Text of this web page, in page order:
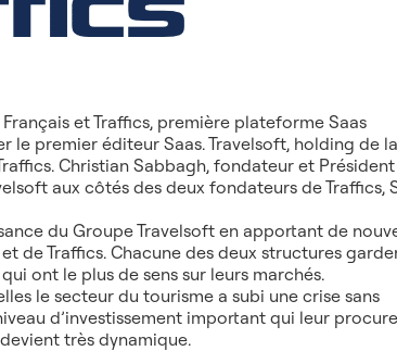
et Traffics, première plateforme Saas
le premier éditeur Saas. Travelsoft, holding de la
Christian Sabbagh, fondateur et Président
aux côtés des deux fondateurs de Traffics,
du Groupe Travelsoft en apportant de
de Traffics. Chacune des deux structures
ont le plus de sens sur leurs marchés.
le secteur du tourisme a subi une crise sans
d’investissement important qui leur
très dynamique.